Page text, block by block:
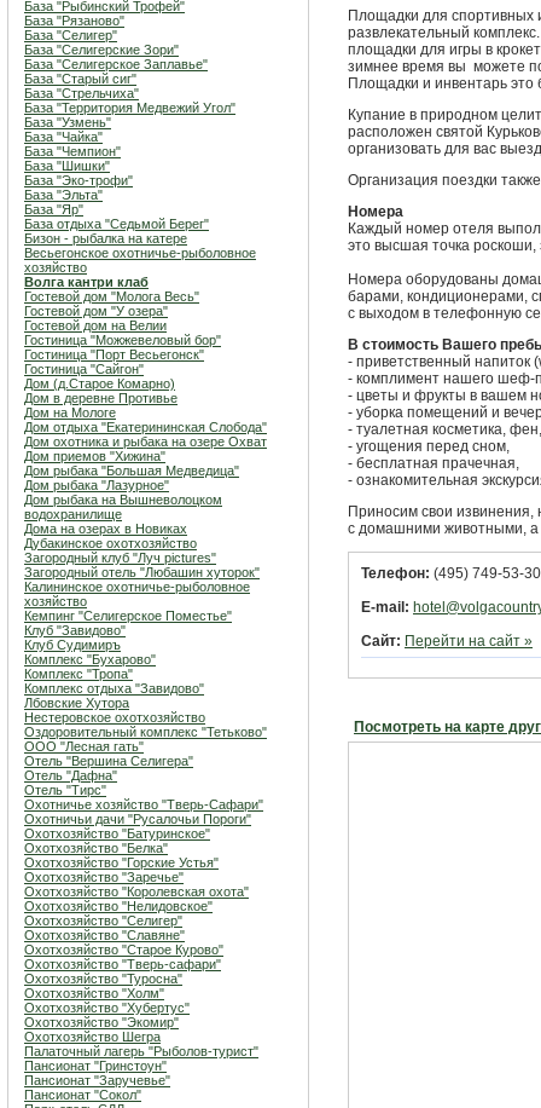
База "Рыбинский Трофей"
База "Рязаново"
База "Селигер"
База "Селигерские Зори"
База "Селигерское Заплавье"
База "Старый сиг"
База "Стрельчиха"
База "Территория Медвежий Угол"
База "Узмень"
База "Чайка"
База "Чемпион"
База "Шишки"
База "Эко-трофи"
База "Эльта"
База "Яр"
База отдыха "Седьмой Берег"
Бизон - рыбалка на катере
Весьегонское охотничье-рыболовное
хозяйство
Волга кантри клаб
Гостевой дом "Молога Весь"
Гостевой дом "У озера"
Гостевой дом на Велии
Гостиница "Можжевеловый бор"
Гостиница "Порт Весьегонск"
Гостиница "Сайгон"
Дом (д.Старое Комарно)
Дом в деревне Противье
Дом на Мологе
Дом отдыха "Екатерининская Слобода"
Дом охотника и рыбака на озере Охват
Дом приемов "Хижина"
Дом рыбака "Большая Медведица"
Дом рыбака "Лазурное"
Дом рыбака на Вышневолоцком
водохранилище
Дома на озерах в Новиках
Дубакинское охотхозяйство
Загородный клуб "Луч pictures"
Загородный отель "Любашин хуторок"
Калининское охотничье-рыболовное
хозяйство
Кемпинг "Селигерское Поместье"
Клуб "Завидово"
Клуб Судимиръ
Комплекс "Бухарово"
Комплекс "Тропа"
Комплекс отдыха "Завидово"
Лбовские Хутора
Нестеровское охотхозяйство
Оздоровительный комплекс "Тетьково"
ООО "Лесная гать"
Отель "Вершина Селигера"
Отель "Дафна"
Отель "Тирс"
Охотничье хозяйство "Тверь-Сафари"
Охотничьи дачи "Русалочьи Пороги"
Охотхозяйство "Батуринское"
Охотхозяйство "Белка"
Охотхозяйство "Горские Устья"
Охотхозяйство "Заречье"
Охотхозяйство "Королевская охота"
Охотхозяйство "Нелидовское"
Охотхозяйство "Селигер"
Охотхозяйство "Славяне"
Охотхозяйство "Старое Курово"
Охотхозяйство "Тверь-сафари"
Охотхозяйство "Туросна"
Охотхозяйство "Холм"
Охотхозяйство "Хубертус"
Охотхозяйство "Экомир"
Охотхозяйство Шегра
Палаточный лагерь "Рыболов-турист"
Пансионат "Гринстоун"
Пансионат "Заручевье"
Пансионат "Сокол"
Площадки для спортивных
развлекательный
площадки для игры в
зимнее время вы можете
Площадки и инвентарь
Купание в природном
расположен святой
организовать для вас
Организация поездки
Номера
Каждый номер отеля
это высшая точка
Номера оборудованы
барами, кондиционерами,
с выходом в телефонную
В стоимость Вашего
- приветственный напиток
- комплимент нашего шеф-
- цветы и фрукты в вашем
- уборка помещений и
- туалетная косметика, фен,
- угощения перед сном,
- бесплатная прачечная,
- ознакомительная
Приносим свои извинения,
с домашними животными, а
Телефон: (495) 749-53-
E-mail:
Сайт: Перейти на сайт »
Посмотреть на карте